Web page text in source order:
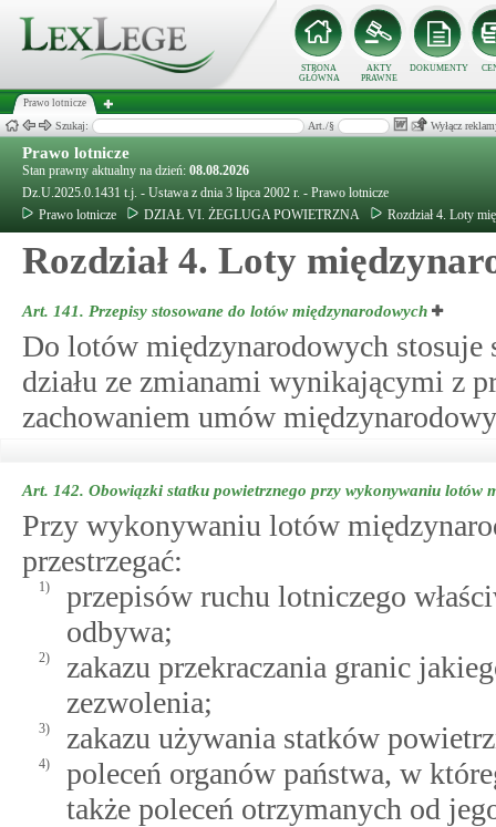
STRONA
GŁÓWNA
AKTY
PRAWNE
DOKUMENTY
Prawo lotnicze
Szukaj: Art./§ Wyłącz
Prawo lotnicze
Stan prawny aktualny na dzień: 08.08.2026
Dz.U.2025.0.1431 t.j. - Ustawa z dnia 3 lipca 2002 r. - Prawo lotnicze
Prawo lotnicze
DZIAŁ VI. ŻEGLUGA POWIETRZNA Rozdział 4. Loty
Rozdział 4. Loty
Art. 141. Przepisy stosowane do lotów międzynarodowych
Do lotów międzynarodowych stosuje
działu ze zmianami wynikającymi z
zachowaniem umów
Art. 142. Obowiązki statku powietrznego przy wykonywaniu lotów
Przy wykonywaniu lotów
przestrzegać:
1)
przepisów ruchu lotniczego
odbywa;
2)
zakazu przekraczania granic
zezwolenia;
3) zakazu używania statków
4)
poleceń organów państwa, w
także poleceń otrzymanych od